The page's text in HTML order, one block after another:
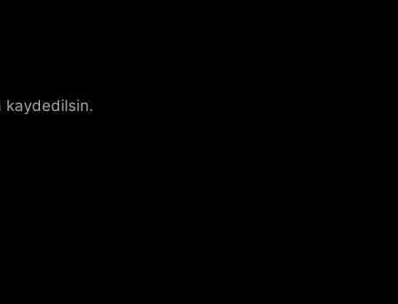
kaydedilsin.